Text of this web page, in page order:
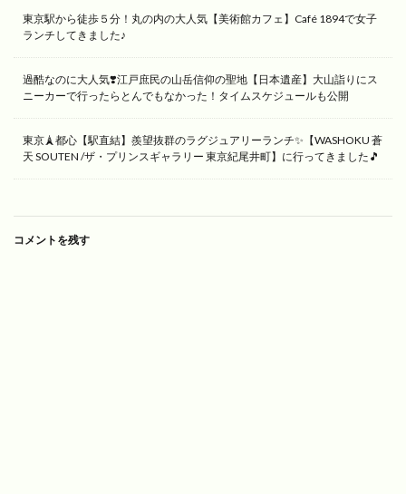
東京駅から徒歩５分！丸の内の大人気【美術館カフェ】Café 1894で女子
ランチしてきました♪
過酷なのに大人気❣️江戸庶民の山岳信仰の聖地【日本遺産】大山詣りにス
ニーカーで行ったらとんでもなかった！タイムスケジュールも公開
東京🗼都心【駅直結】羨望抜群のラグジュアリーランチ✨【WASHOKU 蒼
天 SOUTEN /ザ・プリンスギャラリー 東京紀尾井町】に行ってきました🎵
コメントを残す